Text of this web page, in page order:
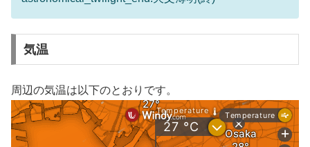
気温
周辺の気温は以下のとおりです。